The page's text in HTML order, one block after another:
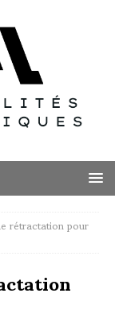
rétractation pour